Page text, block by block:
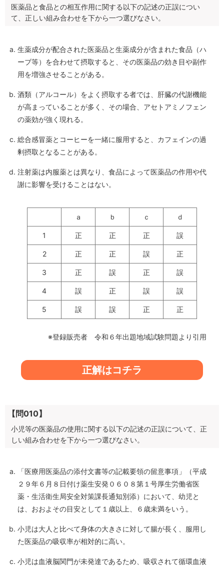
医薬品と食品との相互作用に関する以下の記述の正誤につい
て、正しい組み合わせを下から一つ選びなさい。
生薬成分が配合された医薬品と生薬成分が含まれた食品（ハ
ーブ等）を合わせて摂取すると、その医薬品の効き目や副作
用を増強させることがある。
酒類（アルコール）をよく摂取する者では、肝臓の代謝機能
が高まっていることが多く、その場合、アセトアミノフェン
の薬効が強く現れる。
総合感冒薬とコーヒーを一緒に服用すると、カフェインの過
剰摂取となることがある。
注射薬は内服薬とは異なり、食品によって医薬品の作用や代
謝に影響を受けることはない。
ａ ｂ ｃ ｄ
1 正 正 正 誤
2 正 正 誤 正
3 正 誤 正 誤
4 誤 正 誤 誤
5 誤 誤 正 正
※登録販売者 令和６年出題地域試験問題より引用
正解はコチラ
【問010】
小児等の医薬品の使用に関する以下の記述の正誤について、正
しい組み合わせを下から一つ選びなさい。
「医療用医薬品の添付文書等の記載要領の留意事項」（平成
２９年６月８日付け薬生安発０６０８第１号厚生労働省医
薬・生活衛生局安全対策課長通知別添）において、幼児と
は、おおよその目安として１歳以上、６歳未満をいう。
小児は大人と比べて身体の大きさに対して腸が長く、服用し
た医薬品の吸収率が相対的に高い。
小児は血液脳関門が未発達であるため、吸収されて循環血液